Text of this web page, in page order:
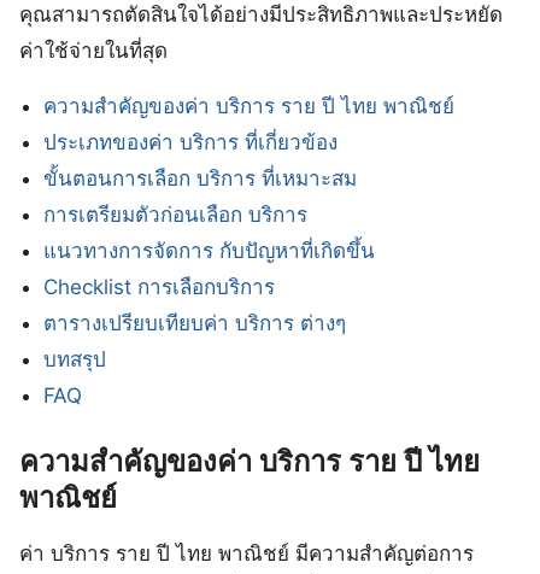
คุณสามารถตัดสินใจได้อย่างมีประสิทธิภาพและประหยัด
ค่าใช้จ่ายในที่สุด
ความสำคัญของค่า บริการ ราย ปี ไทย พาณิชย์
ประเภทของค่า บริการ ที่เกี่ยวข้อง
ขั้นตอนการเลือก บริการ ที่เหมาะสม
การเตรียมตัวก่อนเลือก บริการ
แนวทางการจัดการ กับปัญหาที่เกิดขึ้น
Checklist การเลือกบริการ
ตารางเปรียบเทียบค่า บริการ ต่างๆ
บทสรุป
FAQ
ความสำคัญของค่า บริการ ราย ปี ไทย
พาณิชย์
ค่า บริการ ราย ปี ไทย พาณิชย์ มีความสำคัญต่อการ